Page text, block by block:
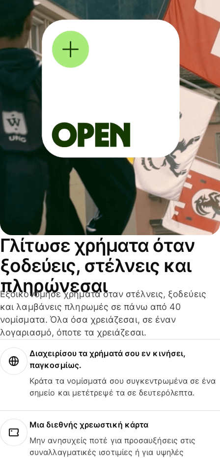
Γλίτωσε χρήματα όταν
ξοδεύεις, στέλνεις και
πληρώνεσαι
Εξοικονόμησε χρήματα όταν στέλνεις, ξοδεύεις
και λαμβάνεις πληρωμές σε πάνω από 40
νομίσματα. Όλα όσα χρειάζεσαι, σε έναν
λογαριασμό, όποτε τα χρειάζεσαι.
Διαχειρίσου τα χρήματά σου εν κινήσει,
παγκοσμίως.
Κράτα τα νομίσματά σου συγκεντρωμένα σε ένα
σημείο και μετέτρεψέ τα σε δευτερόλεπτα.
Μια διεθνής χρεωστική κάρτα
Μην ανησυχείς ποτέ για προσαυξήσεις στις
συναλλαγματικές ισοτιμίες ή για υψηλές